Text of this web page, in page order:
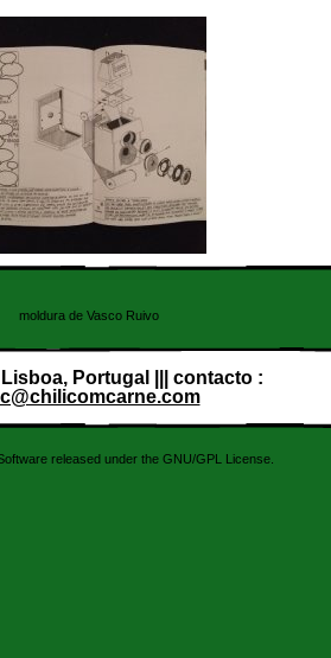
moldura de Vasco Ruivo
Portugal ||| contacto :
released under the GNU/GPL License.